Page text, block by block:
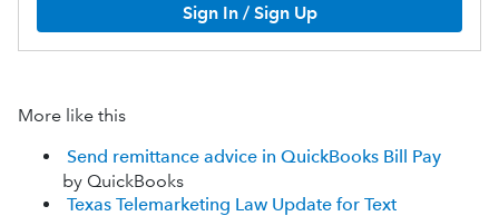
Sign In / Sign Up
More like this
Send remittance advice in QuickBooks Bill Pay
by QuickBooks
Texas Telemarketing Law Update for Text